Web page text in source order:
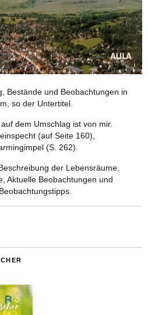
Bestände und Beobachtungen in
so der Untertitel.
dem Umschlag ist von mir.
(auf Seite 160),
(S. 262).
der Lebensräume,
Aktuelle Beobachtungen und